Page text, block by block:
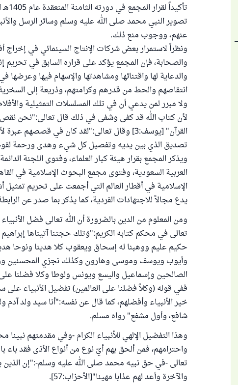
تصوير النبي محمد صلى الله عليه وسلم وسائر الرسل
عنهم، ووجوب منع ذلك.
ونظراً لاستمرار بعض شركات الإنتاج السينمائي في
والصحابة، فإن المجمع يؤكد على قراره السابق في تحريم
والدعاية لها واقتنائها ومشاهدتها والإسهام فيها
انتقاصهم والحط من قدرهم وكرامتهم، وذريعة إلى
ولا مبرر لمن يدعي أن في تلك المسلسلات التمثيلية
لأن كتاب الله قد كفى وشفى في ذلك قال تعالى:"نحن
القرآن" [يوسف:3] وقال تعالى:"لقد كان في قصصهم
تصديق الذي بين يديه وتفصيل كل شيء وهدى ورحمة لقوم
ويذكر المجمع بقرار هيئة كبار العلماء، وفتوى اللجنة
العربية السعودية، وفتوى مجمع البحوث الإسلامية في
الإسلامية في أقطار العالم التي أجمعت على تحريم تمثيل
يدع مجالاً للاجتهادات الفردية، كما يذكر بما صدر عن الرابطة في 16/11/
ومن المعلوم من الدين بالضرورة أن الله تعالى فضل
تعالى في محكم كتابه الكريم:"وَتلك حجتنا آتيناها
حكيم عليم ووهبنا له إسحاق ويعقوب كلا هدينا ونوحا
وأيوب ويوسف وموسى وهارون وكذلك نجزي المحسنين
الصالحين وإسماعيل واليسع ويونس ولوطا وكلا فضلنا على
ففي قوله (وكلاً فضلنا على العالمين) تفضيل الأنبياء
خير الأنبياء وأفضلهم، كما قال عن نفسه:"أنا سيد ولد آدم
شافع، وأول مشفع" رواه مسلم.
وهذا التفضيل الإلهي للأنبياء الكرام -وفي مقدمتهم
واحترامهم، فمن ألحق بهم أيّ نوع من أنواع الأذى فقد باء
تعالى -في حق نبيه محمد صلى الله عليه وسلم-:"إن الذين
والآخرة وأعد لهم عذابا مهينا"[الأحزاب:57].